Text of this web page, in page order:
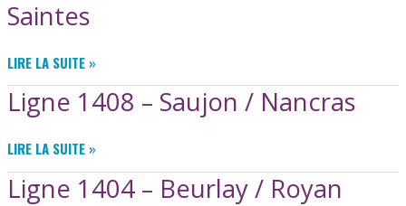
FÉVRIER
Saintes
LIGNE
3017
CORME
ROYAL
/
SAINTES
LIRE LA SUITE »
Ligne 1408 – Saujon / Nancras
LIGNE
1408
LIRE LA SUITE »
Ligne 1404 – Beurlay / Royan